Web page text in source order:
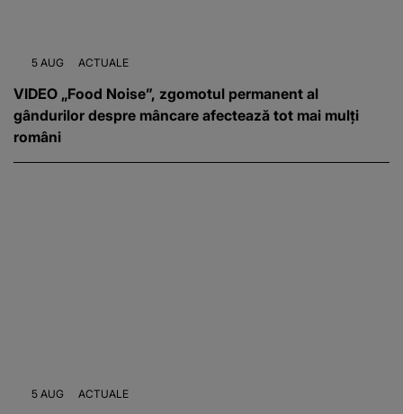
5 AUG ACTUALE
VIDEO „Food Noise”, zgomotul permanent al
gândurilor despre mâncare afectează tot mai mulți
români
5 AUG ACTUALE